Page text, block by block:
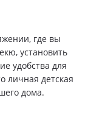
где вы
установить
удобства для
личная детская
дома.